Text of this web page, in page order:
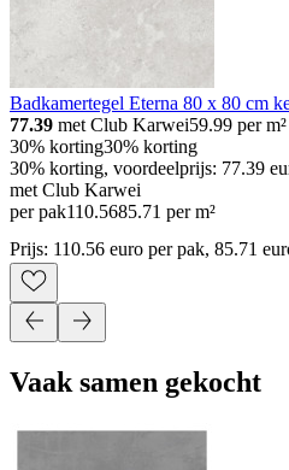
Badkamertegel Eterna 80 x 80 cm
77.39 met Club Karwei59.99 per m²
30% korting30% korting
30% korting, voordeelprijs: 77.39
met Club Karwei
per pak110.5685.71 per m²
Prijs: 110.56 euro per pak, 85.71
Vaak samen gekocht